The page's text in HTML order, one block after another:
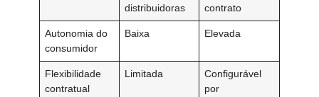
distribuidoras
contrato
Autonomia do
consumidor
Baixa Elevada
Flexibilidade
contratual
Limitada
Configurável
por